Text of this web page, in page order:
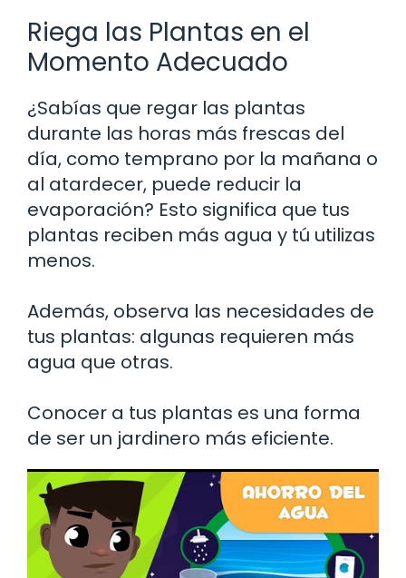
Riega las Plantas en el
Momento Adecuado
¿Sabías que regar las plantas
durante las horas más frescas del
día, como temprano por la mañana o
al atardecer, puede reducir la
evaporación? Esto significa que tus
plantas reciben más agua y tú utilizas
menos.
Además, observa las necesidades de
tus plantas: algunas requieren más
agua que otras.
Conocer a tus plantas es una forma
de ser un jardinero más eficiente.